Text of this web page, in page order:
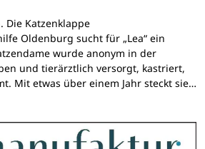
Die Katzenklappe
Oldenburg sucht für „Lea“ ein
wurde anonym in der
und tierärztlich versorgt, kastriert,
Mit etwas über einem Jahr steckt sie…